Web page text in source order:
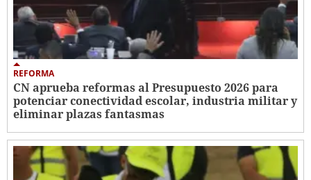
REFORMA
CN aprueba reformas al Presupuesto 2026 para
potenciar conectividad escolar, industria militar y
eliminar plazas fantasmas